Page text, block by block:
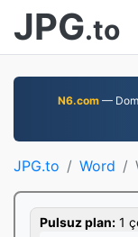
JPG.to
N6.com —
JPG.to Word
Pulsuz plan: 1